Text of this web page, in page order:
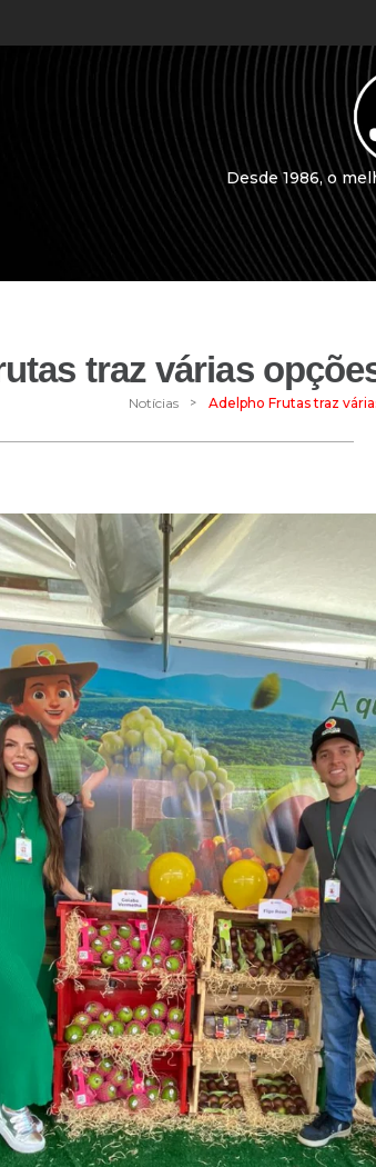
Desde 1986, o
traz várias
Notícias > Adelpho Frutas traz